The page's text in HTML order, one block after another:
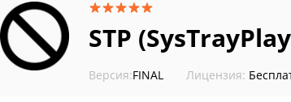
STP
Версия:FINAL Лицензия: